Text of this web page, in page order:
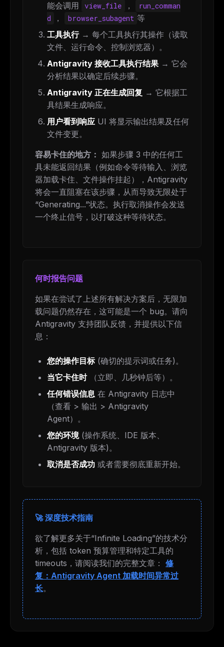
能会调用
view_file ，
run_comman
d
， browser_subagent 等
工具执行→ 每个工具执行其操作（读取
文件、运行命令、控制浏览器）。
Antigravity 接收工具执行结果 → 它会
分析结果以确定后续步骤。
Antigravity 正在生成回复 → 它根据工
具结果生成响应。
用户看到响应 UI 将显示输出结果及任何
文件变更。
容易卡住的地方： 如果步骤 3 中的任何工
具未能返回结果（例如命令等待输入、浏览
器加载卡住、文件操作挂起），Antigravity
将会一直阻塞在该步骤，从而导致无限处于
“Generating...”状态。执行取消操作会发送
一个终止信号，以打破这种等待状态。
何时报告问题
如果在尝试了上述所有解决方案后，无限加
载问题仍然存在，这可能是一个 bug。请向
Antigravity 支持团队反馈，并提供以下信
息：
您的操作目标(确切的提示词或任务)。
当它卡住时（立即、几秒钟后等）。
任何错误信息 在 Antigravity 日志中
（查看 > 输出 > Antigravity
Agent）。
您的环境(操作系统、IDE 版本、
Antigravity 版本)。
取消是否成功 或者需要彻底重新开始。
🚀 深度技术指南
欲了解更多关于“Infinite Loading”的技术分
析，包括 token 预算管理和特定工具的
timeouts，请阅读我们的完整文章： 修
复：Antigravity Agent 加载时间异常过
长。